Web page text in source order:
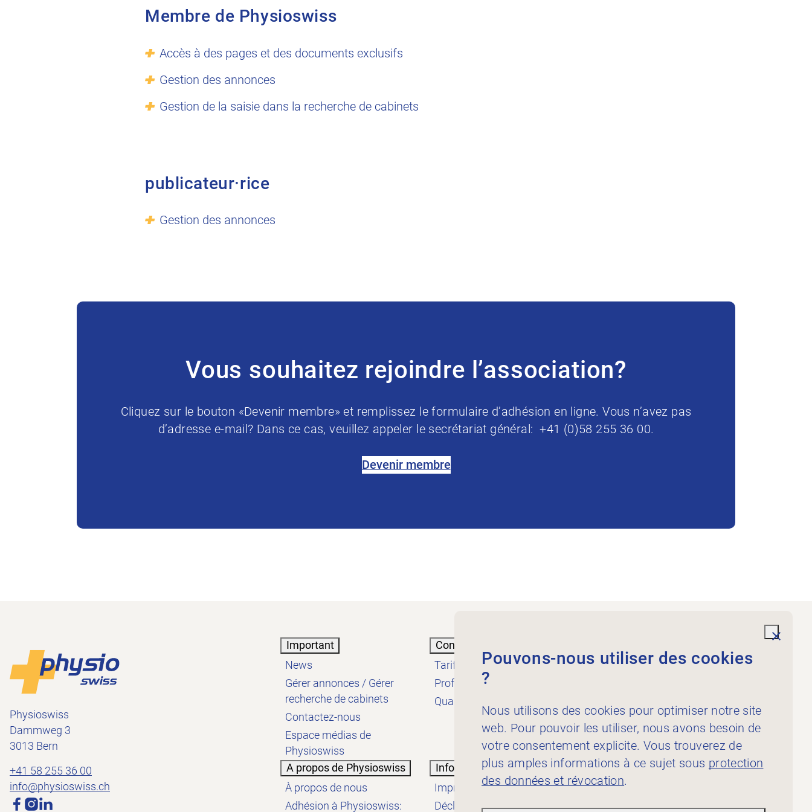
Membre de Physioswiss
Accès à des pages et des documents exclusifs
Gestion des annonces
Gestion de la saisie dans la recherche de cabinets
publicateur·rice
Gestion des annonces
Vous souhaitez rejoindre l’association?
Cliquez sur le bouton «Devenir membre» et remplissez le formulaire d’adhésion en ligne. Vous n’avez pas
d’adresse e-mail? Dans ce cas, veuillez appeler le secrétariat général: +41 (0)58 255 36 00.
Devenir membre
Footer
Physioswiss
Dammweg 3
3013 Bern
+41 58 255 36 00
info@physioswiss.ch
Médias sociaux
Important
News
Gérer annonces / Gérer
recherche de cabinets
Contactez-nous
Espace médias de
Physioswiss
Connaissances
Tarifs
Profession
Qualité
À l’intention des
publicateur·rice·s
A propos de Physioswiss
À propos de nous
Adhésion à Physioswiss:
Informations
Impressum
Déclaration de protection des
Pouvons-nous utiliser des cookies
?
Nous utilisons des cookies pour optimiser notre site
web. Pour pouvoir les utiliser, nous avons besoin de
votre consentement explicite. Vous trouverez de
plus amples informations à ce sujet sous protection
des données et révocation.